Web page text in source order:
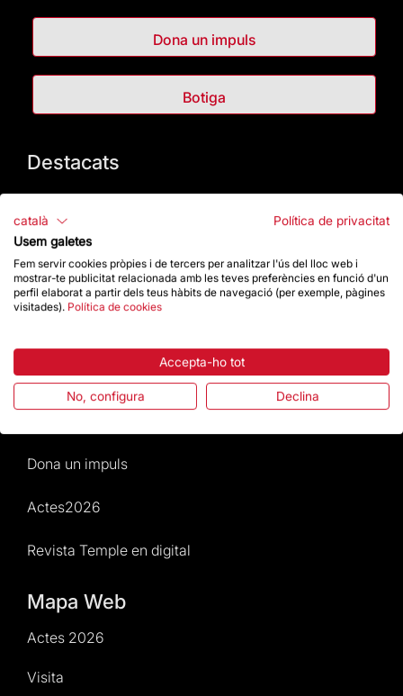
Dona un impuls
Botiga
Destacats
Preguntes freqüents
Atenció al Visitant
Notícies i Actualitat
Dona un impuls
Actes2026
Revista Temple en digital
Mapa Web
Actes 2026
Visita
català
Política de privacitat
Usem galetes
Fem servir cookies pròpies i de tercers per analitzar l'ús del lloc web i
mostrar-te publicitat relacionada amb les teves preferències en funció d'un
perfil elaborat a partir dels teus hàbits de navegació (per exemple, pàgines
visitades). Política de cookies
Accepta-ho tot
No, configura Declina